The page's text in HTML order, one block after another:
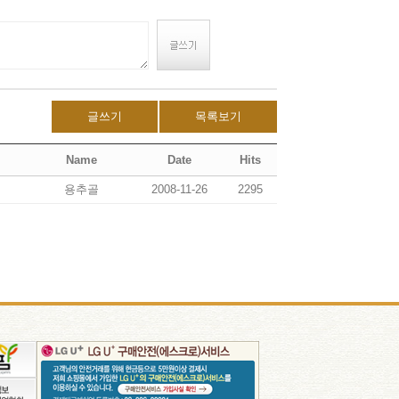
글쓰기 목록보기
Name Date Hits
용추골 2008-11-26 2295